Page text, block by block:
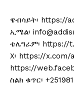
ዌብሳይት፡ https://
ኢሜል፡
ቴሌግራም፡ https://
X፡ https://x.com/
https://
ስልክ ቁጥር፡